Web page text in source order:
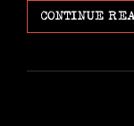
CONTINUE